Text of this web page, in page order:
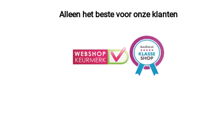
Alleen het beste voor onze klanten